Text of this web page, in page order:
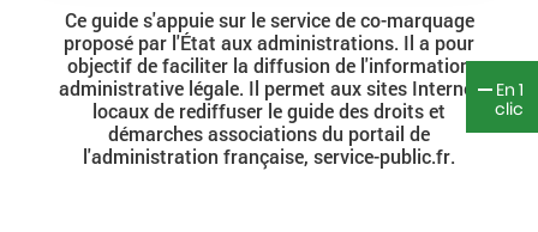
En 1
clic
Ce guide s'appuie sur le service de co-marquage
proposé par l'État aux administrations. Il a pour
objectif de faciliter la diffusion de l'information
administrative légale. Il permet aux sites Internet
locaux de rediffuser le guide des droits et
démarches associations du portail de
l'administration française, service-public.fr.